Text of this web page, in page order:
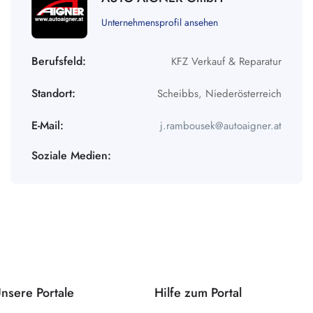
Unternehmensprofil ansehen
Berufsfeld: KFZ Verkauf & Reparatur
Standort: Scheibbs, Niederösterreich
E-Mail: j.rambousek@autoaigner.at
Soziale Medien:
Portale Hilfe zum Portal